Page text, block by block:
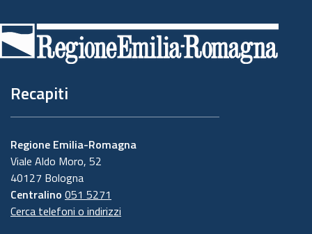
di
pagina
Recapiti
Regione Emilia-Romagna
Viale Aldo Moro, 52
40127 Bologna
Centralino 051 5271
Cerca telefoni o indirizzi